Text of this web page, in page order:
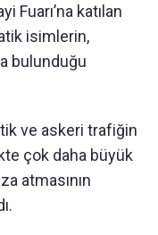
Fuarı’na katılan
isimlerin,
bulunduğu
ve askeri trafiğin
çok daha büyük
atmasının